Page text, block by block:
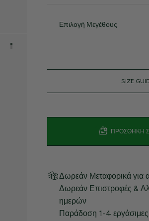
Επιλογή Μεγέθους
SIZE
ΠΡΟΣΘΉΚΗ
Δωρεάν Μεταφορικά
Δωρεάν Επιστροφές &
ημερών
Παράδοση 1-4 εργάσιμες